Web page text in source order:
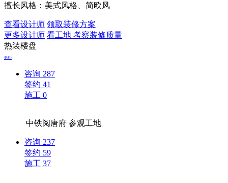
擅长风格：美式风格、简欧风
查看设计师 领取装修方案
更多设计师 看工地 考察装修质量
热装楼盘
更多>
咨询 287
签约 41
施工 0
中铁阅唐府参观工地
咨询 237
签约 59
施工 37